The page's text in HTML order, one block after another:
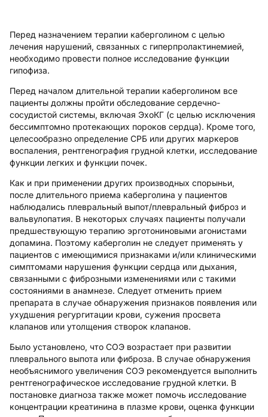
Перед назначением терапии каберголином с целью
лечения нарушений, связанных с гиперпролактинемией,
необходимо провести полное исследование функции
гипофиза.
Перед началом длительной терапии каберголином все
пациенты должны пройти обследование сердечно-
сосудистой системы, включая ЭхоКГ (с целью исключения
бессимптомно протекающих пороков сердца). Кроме того,
целесообразно определение СРБ или других маркеров
воспаления, рентгенография грудной клетки, исследование
функции легких и функции почек.
Как и при применении других производных спорыньи,
после длительного приема каберголина у пациентов
наблюдались плевральный выпот/плевральный фиброз и
вальвулопатия. В некоторых случаях пациенты получали
предшествующую терапию эрготониновыми агонистами
допамина. Поэтому каберголин не следует применять у
пациентов с имеющимися признаками и/или клиническими
симптомами нарушения функции сердца или дыхания,
связанными с фиброзными изменениями или с такими
состояниями в анамнезе. Следует отменить прием
препарата в случае обнаружения признаков появления или
ухудшения регургитации крови, сужения просвета
клапанов или утолщения створок клапанов.
Было установлено, что СОЭ возрастает при развитии
плеврального выпота или фиброза. В случае обнаружения
необъяснимого увеличения СОЭ рекомендуется выполнить
рентгенографическое исследование грудной клетки. В
постановке диагноза также может помочь исследование
концентрации креатинина в плазме крови, оценка функции